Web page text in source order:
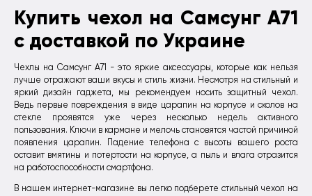
Купить чехол на Самсунг А71
с доставкой по Украине
Чехлы на Самсунг А71 - это яркие аксессуары, которые как нельзя
лучше отражают ваши вкусы и стиль жизни. Несмотря на стильный и
яркий дизайн гаджета, мы рекомендуем носить защитный чехол.
Ведь первые повреждения в виде царапин на корпусе и сколов на
стекле проявятся уже через несколько недель активного
пользования. Ключи в кармане и мелочь становятся частой причиной
появления царапин. Падение телефона с высоты вашего роста
оставит вмятины и потертости на корпусе, а пыль и влага отразится
на работоспособности смартфона.
В нашем интернет-магазине вы легко подберете стильный чехол на